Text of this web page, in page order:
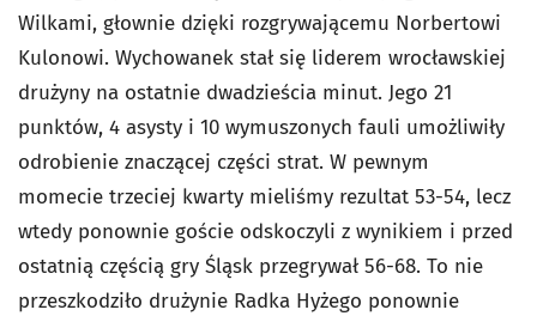
Wilkami, głownie dzięki rozgrywającemu Norbertowi
Kulonowi. Wychowanek stał się liderem wrocławskiej
drużyny na ostatnie dwadzieścia minut. Jego 21
punktów, 4 asysty i 10 wymuszonych fauli umożliwiły
odrobienie znaczącej części strat. W pewnym
momecie trzeciej kwarty mieliśmy rezultat 53-54, lecz
wtedy ponownie goście odskoczyli z wynikiem i przed
ostatnią częścią gry Śląsk przegrywał 56-68. To nie
przeszkodziło drużynie Radka Hyżego ponownie